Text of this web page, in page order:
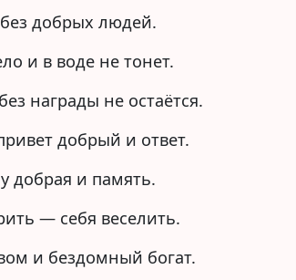
добрых людей.
и в воде не тонет.
награды не остаётся.
добрый и ответ.
добрая и память.
— себя веселить.
и бездомный богат.